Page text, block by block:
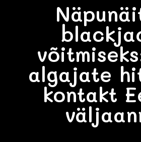
algajate
kontakt